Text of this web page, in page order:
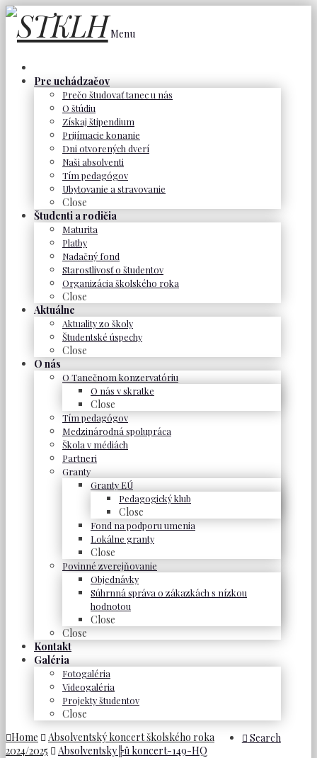
Menu
Pre uchádzačov
Prečo študovať tanec u nás
O štúdiu
Získaj štipendium
Prijímacie konanie
Dni otvorených dverí
Naši absolventi
Tím pedagógov
Ubytovanie a stravovanie
Close
Študenti a rodičia
Maturita
Platby
Nadačný fond
Starostlivosť o študentov
Organizácia školského roka
Close
Aktuálne
Aktuality zo školy
Študentské úspechy
Close
O nás
O Tanečnom konzervatóriu
O nás v skratke
Close
Tím pedagógov
Medzinárodná spolupráca
Škola v médiách
Partneri
Granty
Granty EÚ
Pedagogický klub
Close
Fond na podporu umenia
Lokálne granty
Close
Povinné zverejňovanie
Objednávky
Súhrnná správa o zákazkách s nízkou
hodnotou
Close
Close
Kontakt
Galéria
Fotogaléria
Videogaléria
Projekty študentov
Close
Search
Home
Absolventský koncert školského roka
2024/2025
Absolventsky╠ü koncert-149-HQ